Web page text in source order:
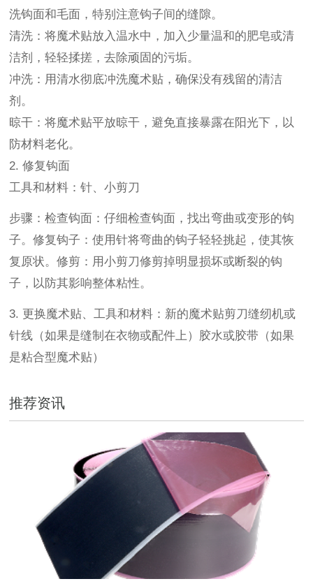
洗钩面和毛面，特别注意钩子间的缝隙。
清洗：将魔术贴放入温水中，加入少量温和的肥皂或清
洁剂，轻轻揉搓，去除顽固的污垢。
冲洗：用清水彻底冲洗魔术贴，确保没有残留的清洁
剂。
晾干：将魔术贴平放晾干，避免直接暴露在阳光下，以
防材料老化。
2. 修复钩面
工具和材料：针、小剪刀
步骤：检查钩面：仔细检查钩面，找出弯曲或变形的钩
子。修复钩子：使用针将弯曲的钩子轻轻挑起，使其恢
复原状。修剪：用小剪刀修剪掉明显损坏或断裂的钩
子，以防其影响整体粘性。
3. 更换魔术贴、工具和材料：新的魔术贴剪刀缝纫机或
针线（如果是缝制在衣物或配件上）胶水或胶带（如果
是粘合型魔术贴）
推荐资讯